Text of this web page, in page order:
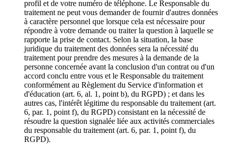
profil et de votre numéro de téléphone. Le Responsable du
traitement ne peut vous demander de fournir d'autres données
à caractère personnel que lorsque cela est nécessaire pour
répondre à votre demande ou traiter la question à laquelle se
rapporte la prise de contact. Selon la situation, la base
juridique du traitement des données sera la nécessité du
traitement pour prendre des mesures à la demande de la
personne concernée avant la conclusion d'un contrat ou d'un
accord conclu entre vous et le Responsable du traitement
conformément au Règlement du Service d'information et
d'éducation (art. 6, al. 1, point b), du RGPD) ; et dans les
autres cas, l'intérêt légitime du responsable du traitement (art.
6, par. 1, point f), du RGPD) consistant en la nécessité de
résoudre la question signalée liée aux activités commerciales
du responsable du traitement (art. 6, par. 1, point f), du
RGPD).